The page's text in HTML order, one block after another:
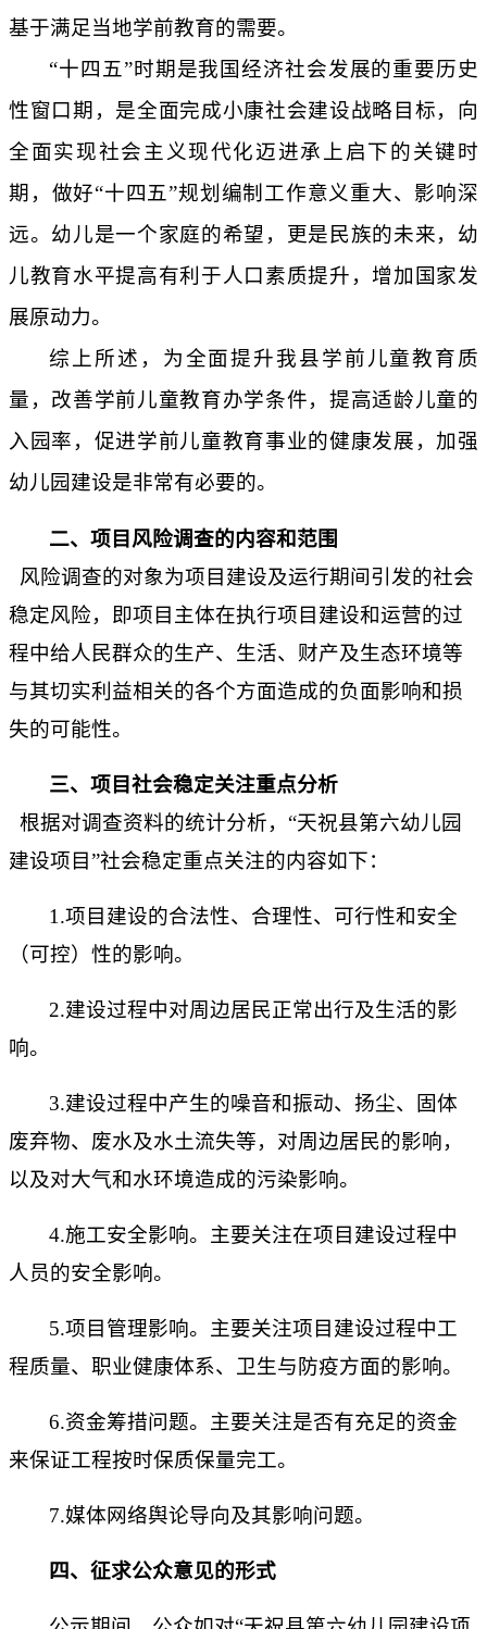
基于满足当地学前教育的需要。
“十四五”时期是我国经济社会发展的重要历史
性窗口期，是全面完成小康社会建设战略目标，向
全面实现社会主义现代化迈进承上启下的关键时
期，做好“十四五”规划编制工作意义重大、影响深
远。幼儿是一个家庭的希望，更是民族的未来，幼
儿教育水平提高有利于人口素质提升，增加国家发
展原动力。
综上所述，为全面提升我县学前儿童教育质
量，改善学前儿童教育办学条件，提高适龄儿童的
入园率，促进学前儿童教育事业的健康发展，加强
幼儿园建设是非常有必要的。
二、项目风险调查的内容和范围
风险调查的对象为项目建设及运行期间引发的社会
稳定风险，即项目主体在执行项目建设和运营的过
程中给人民群众的生产、生活、财产及生态环境等
与其切实利益相关的各个方面造成的负面影响和损
失的可能性。
三、项目社会稳定关注重点分析
根据对调查资料的统计分析， “天祝县第六幼儿园
建设项目”社会稳定重点关注的内容如下：
1.项目建设的合法性、合理性、可行性和安全
（可控）性的影响。
2.建设过程中对周边居民正常出行及生活的影
响。
3.建设过程中产生的噪音和振动、扬尘、固体
废弃物、废水及水土流失等，对周边居民的影响，
以及对大气和水环境造成的污染影响。
4.施工安全影响。主要关注在项目 建设过程中
人员的安全影响。
5.项目管理影响。主要关注项目 建设过程中工
程质量、职业健康体系、卫生与防疫方面的影响。
6.资金筹措问题。主要关注是否有充足的资金
来保证工程按时保质保量完工。
7.媒体网络舆论导向及其影响问题。
四、征求公众意见的形式